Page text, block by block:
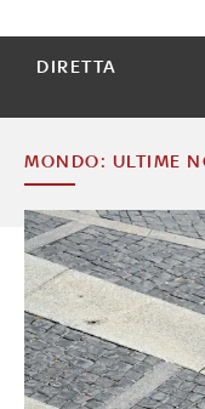
DIRETTA
MONDO: ULTIME